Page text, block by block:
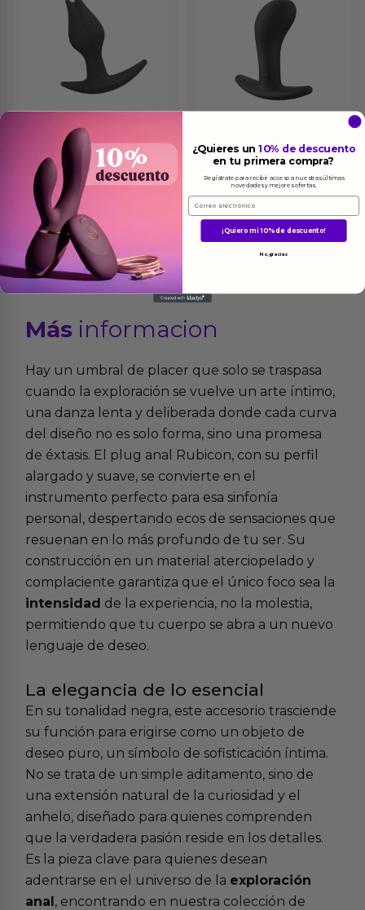
Bootie Fem Plug Plug
Negro
11.95
Ver el producto
Negro
10.95
Ver el producto
Más informacion
Hay un umbral de placer que solo se traspasa
cuando la exploración se vuelve un arte íntimo,
una danza lenta y deliberada donde cada curva
del diseño no es solo forma, sino una promesa
de éxtasis. El plug anal Rubicon, con su perfil
alargado y suave, se convierte en el
instrumento perfecto para esa sinfonía
personal, despertando ecos de sensaciones que
resuenan en lo más profundo de tu ser. Su
construcción en un material aterciopelado y
complaciente garantiza que el único foco sea la
intensidad de la experiencia, no la molestia,
permitiendo que tu cuerpo se abra a un nuevo
lenguaje de deseo.
La elegancia de lo esencial
En su tonalidad negra, este accesorio trasciende
su función para erigirse como un objeto de
deseo puro, un símbolo de sofisticación íntima.
No se trata de un simple aditamento, sino de
una extensión natural de la curiosidad y el
anhelo, diseñado para quienes comprenden
que la verdadera pasión reside en los detalles.
Es la pieza clave para quienes desean
adentrarse en el universo de la exploración
anal, encontrando en nuestra colección de
¿Quieres un10% de descuento
en tu primera compra?
Regístrate para recibir acceso a nuestras últimas
novedades y mejores ofertas.
Email
¡Quiero mi 10% de descuento!
No, gracias